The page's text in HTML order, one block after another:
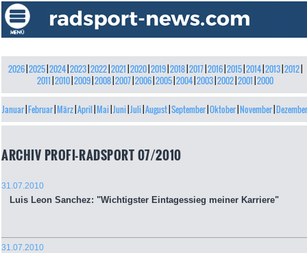
2026| 2025| 2024| 2023| 2022| 2021 2020| 2019| 2018| 2017| 2016| 2015| 2014| 2013| 2012|
2011 2010| 2009| 2008| 2007| 2006| 2005| 2004| 2003| 2002| 2001 2000
Januar Februar März April Mai Juni Juli August September Oktober November Dezember
ARCHIV PROFI-RADSPORT 07/2010
31.07.2010
Luis Leon Sanchez: "Wichtigster Eintagessieg meiner Karriere"
31.07.2010